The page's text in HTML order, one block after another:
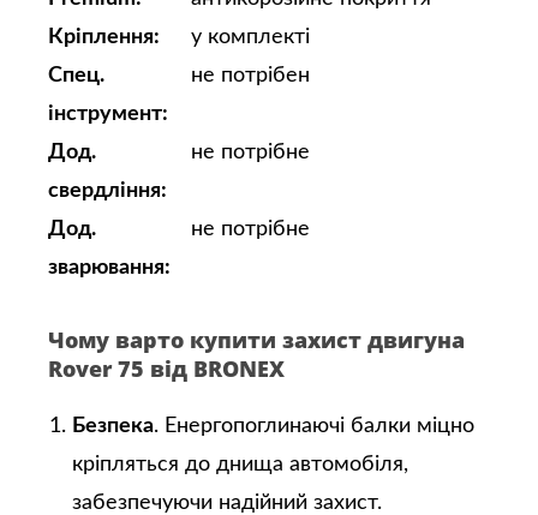
Кріплення:
у комплекті
Спец.
інструмент:
не потрібен
Дод.
свердління:
не потрібне
Дод.
зварювання:
не потрібне
Чому варто купити захист двигуна
Rover 75 від BRONEX
Безпека. Енергопоглинаючі балки міцно
кріпляться до днища автомобіля,
забезпечуючи надійний захист.